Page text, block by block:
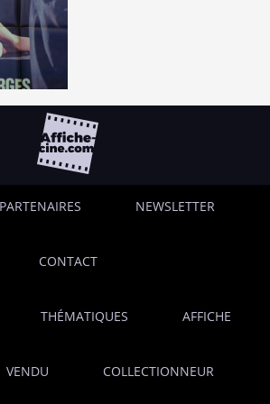
PARTENAIRES NEWSLETTER
CONTACT
THÉMATIQUES AFFICHE
VENDU COLLECTIONNEUR